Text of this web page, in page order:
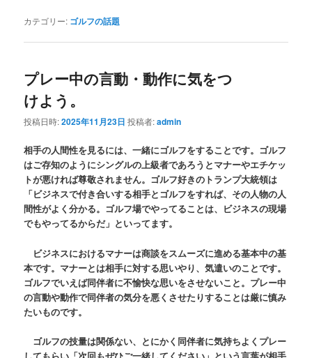
カテゴリー: ゴルフの話題
プレー中の言動・動作に気をつ
けよう。
投稿日時:2025年11月23日 投稿者:admin
相手の人間性を見るには、一緒にゴルフをすることです。ゴルフ
はご存知のようにシングルの上級者であろうとマナーやエチケッ
トが悪ければ尊敬されません。ゴルフ好きのトランプ大統領は
「ビジネスで付き合いする相手とゴルフをすれば、その人物の人
間性がよく分かる。ゴルフ場でやってることは、ビジネスの現場
でもやってるからだ」といってます。
ビジネスにおけるマナーは商談をスムーズに進める基本中の基
本です。マナーとは相手に対する思いやり、気遣いのことです。
ゴルフでいえば同伴者に不愉快な思いをさせないこと。プレー中
の言動や動作で同伴者の気分を悪くさせたりすることは厳に慎み
たいものです。
ゴルフの技量は関係ない、とにかく同伴者に気持ちよくプレー
してもらい「次回もぜひご一緒してください」という言葉が相手